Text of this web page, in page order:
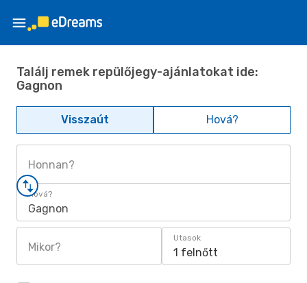
Találj remek repülőjegy-ajánlatokat ide:
Gagnon
Visszaút Hová?
Honnan?
Hová?
Gagnon
Mikor?
Utasok
1 felnőtt